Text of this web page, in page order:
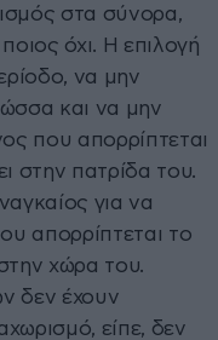
στα σύνορα,
όχι. Η επιλογή
να μην
και να μην
που απορρίπτεται
στην πατρίδα του.
για να
απορρίπτεται το
χώρα του.
δεν έχουν
είπε, δεν